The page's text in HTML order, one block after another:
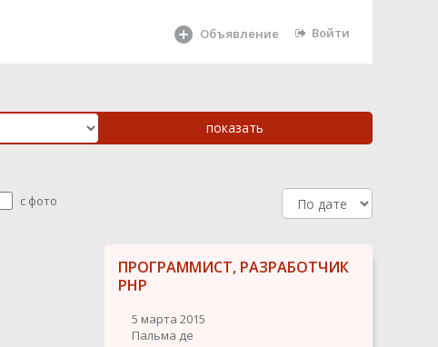
Объявление Войти
с фото
ПРОГРАММИСТ, РАЗРАБОТЧИК
PHP
5 марта 2015
Пальма де